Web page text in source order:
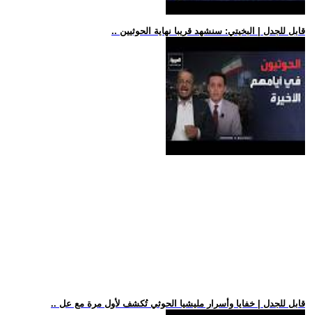
.. قابل للجدل | البخيتي: سنشهد قريبا نهاية الحوثيين
.. قابل للجدل | خفايا وأسرار مليشيا الحوثي تُكشف لأول مرة مع عل